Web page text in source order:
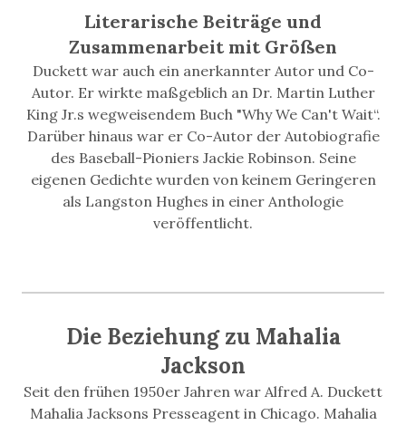
Literarische Beiträge und
Zusammenarbeit mit Größen
Duckett war auch ein anerkannter Autor und Co-
Autor. Er wirkte maßgeblich an Dr. Martin Luther
King Jr.s wegweisendem Buch "Why We Can't Wait“.
Darüber hinaus war er Co-Autor der Autobiografie
des Baseball-Pioniers Jackie Robinson. Seine
eigenen Gedichte wurden von keinem Geringeren
als Langston Hughes in einer Anthologie
veröffentlicht.
Die Beziehung zu Mahalia
Jackson
Seit den frühen 1950er Jahren war Alfred A. Duckett
Mahalia Jacksons Presseagent in Chicago. Mahalia